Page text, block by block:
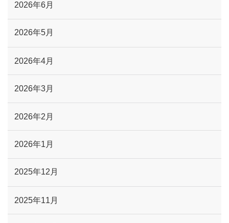
2026年6月
2026年5月
2026年4月
2026年3月
2026年2月
2026年1月
2025年12月
2025年11月